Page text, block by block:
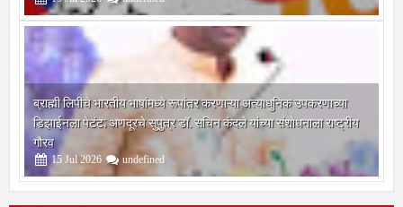
ब्राह्मी लिपीचे भारतीय भाषांमध्ये रूपांतर करणाऱ्या अत्याधुनिक उपकरणाच्या
डिझाईनला पेटंट; अणदूरचे सुपुत्र डॉ. सचिन कंदले यांच्या संशोधनाला राष्ट्रीय
गौरव
15 Jul 2026 undefined